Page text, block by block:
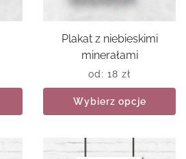
Plakat z niebieskimi
minerałami
od: 18 zł
Wybierz opcje